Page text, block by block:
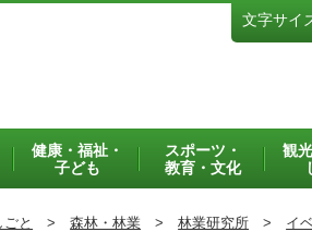
文字サイ
健康・福祉・
子ども
スポーツ・
教育・文化
観
と > 森林・林業 > 林業研究所 > イ